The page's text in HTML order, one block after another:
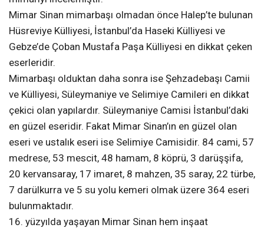
Mimar Sinan mimarbaşı olmadan önce Halep’te bulunan
Hüsreviye Külliyesi, İstanbul’da Haseki Külliyesi ve
Gebze’de Çoban Mustafa Paşa Külliyesi en dikkat çeken
eserleridir.
Mimarbaşı olduktan daha sonra ise Şehzadebaşı Camii
ve Külliyesi, Süleymaniye ve Selimiye Camileri en dikkat
çekici olan yapılardır. Süleymaniye Camisi İstanbul’daki
en güzel eseridir. Fakat Mimar Sinan’ın en güzel olan
eseri ve ustalık eseri ise Selimiye Camisidir. 84 cami, 57
medrese, 53 mescit, 48 hamam, 8 köprü, 3 darüşşifa,
20 kervansaray, 17 imaret, 8 mahzen, 35 saray, 22 türbe,
7 darülkurra ve 5 su yolu kemeri olmak üzere 364 eseri
bulunmaktadır.
16. yüzyılda yaşayan Mimar Sinan hem inşaat